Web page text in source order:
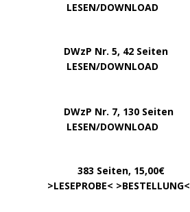
LESEN/DOWNLOAD
DWzP Nr. 5, 42 Seiten
LESEN/DOWNLOAD
DWzP Nr. 7, 130 Seiten
LESEN/DOWNLOAD
383 Seiten, 15,00€
>LESEPROBE< >BESTELLUNG<